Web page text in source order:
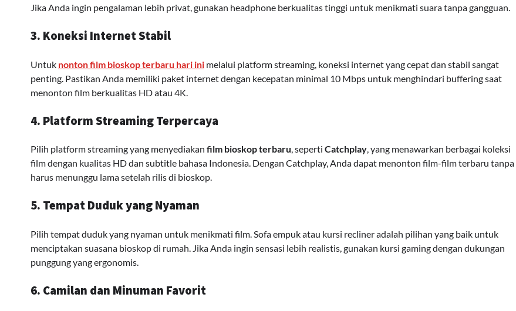
Jika Anda ingin pengalaman lebih privat, gunakan headphone berkualitas tinggi untuk menikmati suara tanpa gangguan.
3. Koneksi Internet Stabil
Untuk nonton film bioskop terbaru hari ini melalui platform streaming, koneksi internet yang cepat dan stabil sangat
penting. Pastikan Anda memiliki paket internet dengan kecepatan minimal 10 Mbps untuk menghindari buffering saat
menonton film berkualitas HD atau 4K.
4. Platform Streaming Terpercaya
Pilih platform streaming yang menyediakan film bioskop terbaru, seperti Catchplay, yang menawarkan berbagai koleksi
film dengan kualitas HD dan subtitle bahasa Indonesia. Dengan Catchplay, Anda dapat menonton film-film terbaru tanpa
harus menunggu lama setelah rilis di bioskop.
5. Tempat Duduk yang Nyaman
Pilih tempat duduk yang nyaman untuk menikmati film. Sofa empuk atau kursi recliner adalah pilihan yang baik untuk
menciptakan suasana bioskop di rumah. Jika Anda ingin sensasi lebih realistis, gunakan kursi gaming dengan dukungan
punggung yang ergonomis.
6. Camilan dan Minuman Favorit